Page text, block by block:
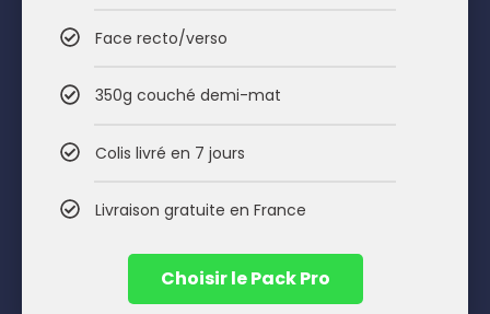
Face recto/verso
350g couché demi-mat
Colis livré en 7 jours
Livraison gratuite en France
Choisir le Pack Pro